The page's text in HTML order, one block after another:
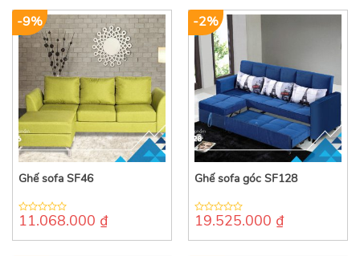
-9%
Ghế sofa SF46
0
of
11.068.000 ₫
-2%
Ghế sofa góc SF128
0
of
19.525.000 ₫